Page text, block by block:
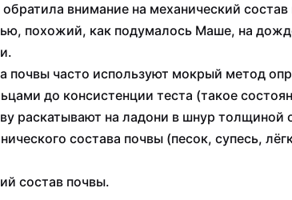
внимание на механический
похожий, как подумалось Маше, на
почвы часто используют мокрый метод
до консистенции теста (такое
раскатывают на ладони в шнур
состава почвы (песок, супесь,
состав почвы.